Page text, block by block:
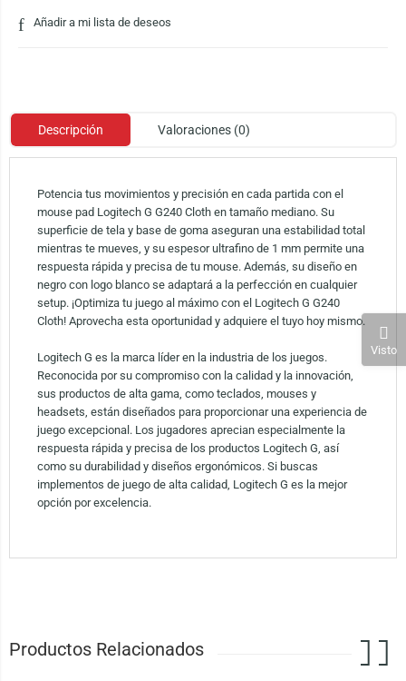
Añadir a mi lista de deseos
Descripción Valoraciones (0)
Potencia tus movimientos y precisión en cada partida con el
mouse pad Logitech G G240 Cloth en tamaño mediano. Su
superficie de tela y base de goma aseguran una estabilidad total
mientras te mueves, y su espesor ultrafino de 1 mm permite una
respuesta rápida y precisa de tu mouse. Además, su diseño en
negro con logo blanco se adaptará a la perfección en cualquier
setup. ¡Optimiza tu juego al máximo con el Logitech G G240
Cloth! Aprovecha esta oportunidad y adquiere el tuyo hoy mismo.
Logitech G es la marca líder en la industria de los juegos.
Reconocida por su compromiso con la calidad y la innovación,
sus productos de alta gama, como teclados, mouses y
headsets, están diseñados para proporcionar una experiencia de
juego excepcional. Los jugadores aprecian especialmente la
respuesta rápida y precisa de los productos Logitech G, así
como su durabilidad y diseños ergonómicos. Si buscas
implementos de juego de alta calidad, Logitech G es la mejor
opción por excelencia.
Productos Relacionados
Visto